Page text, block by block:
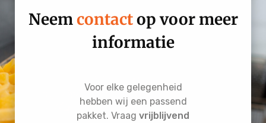
Neemcontactop voor meer
informatie
Voor elke gelegenheid
hebben wij een passend
pakket. Vraag vrijblijvend